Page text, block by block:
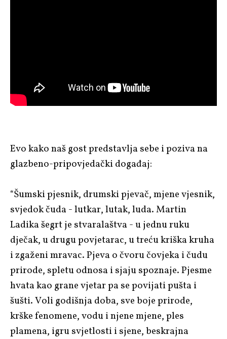
Evo kako naš gost predstavlja sebe i poziva na
glazbeno-pripovjedački događaj:
“Šumski pjesnik, drumski pjevač, mjene vjesnik,
svjedok čuda - lutkar, lutak, luda. Martin
Ladika šegrt je stvaralaštva - u jednu ruku
dječak, u drugu povjetarac, u treću kriška kruha
i zgaženi mravac. Pjeva o čvoru čovjeka i čudu
prirode, spletu odnosa i sjaju spoznaje. Pjesme
hvata kao grane vjetar pa se povijati pušta i
šušti. Voli godišnja doba, sve boje prirode,
krške fenomene, vodu i njene mjene, ples
plamena, igru svjetlosti i sjene, beskrajna